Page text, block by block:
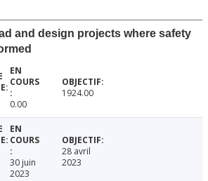
and design projects where safety
0.00
1924.00
30 juin
2023
28 avril
2023